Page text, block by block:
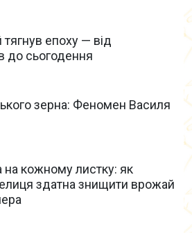
епоху — від
до сьогодення
зерна: Феномен Василя
на кожному листку: як
здатна знищити врожай